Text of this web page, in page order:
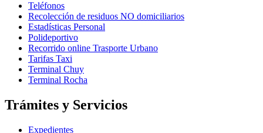
Teléfonos
Recolección de residuos NO domiciliarios
Estadísticas Personal
Polideportivo
Recorrido online Trasporte Urbano
Tarifas Taxi
Terminal Chuy
Terminal Rocha
Trámites y Servicios
Expedientes